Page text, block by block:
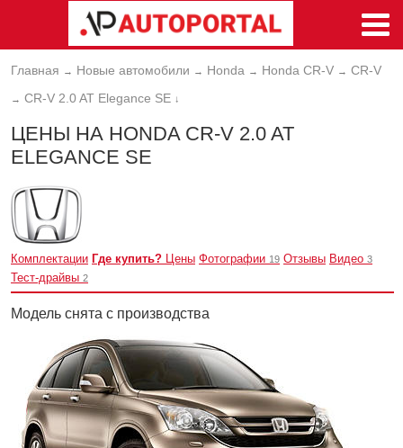
Главная → Новые автомобили → Honda → Honda CR-V → CR-V
→ CR-V 2.0 AT Elegance SE ↓
ЦЕНЫ НА HONDA CR-V 2.0 AT
ELEGANCE SE
Комплектации Где купить? Цены Фотографии 19 Отзывы Видео 3
Тест-драйвы 2
Модель снята с производства